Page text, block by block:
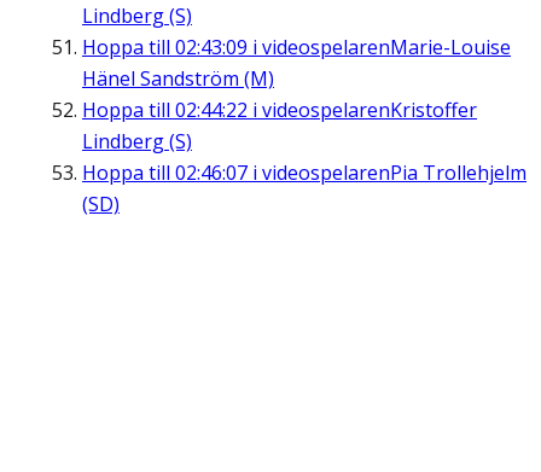
Lindberg (S)
Hoppa till 02:43:09 i videospelarenMarie-Louise
Hänel Sandström (M)
Hoppa till 02:44:22 i videospelarenKristoffer
Lindberg (S)
Hoppa till 02:46:07 i videospelarenPia Trollehjelm
(SD)